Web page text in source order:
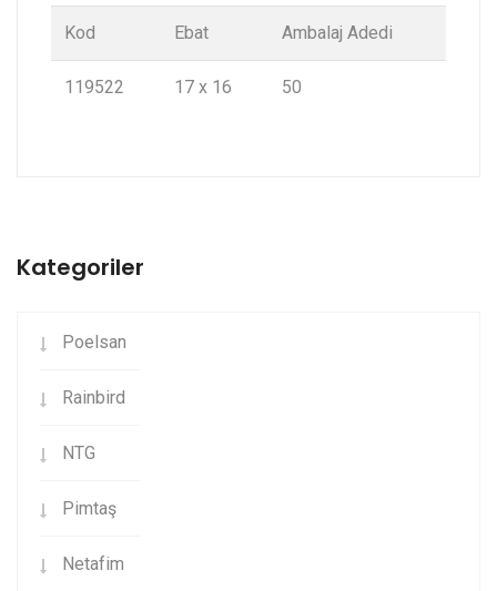
Kod Ebat Ambalaj Adedi
119522 17 x 16 50
Kategoriler
Poelsan
Rainbird
NTG
Pimtaş
Netafim